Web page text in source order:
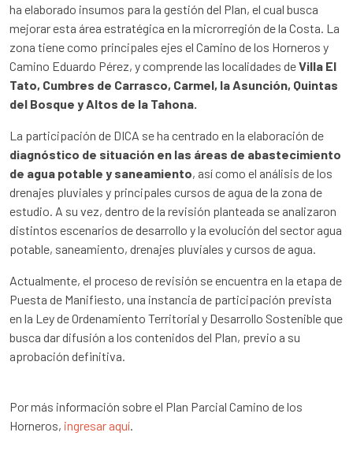
ha elaborado insumos para la gestión del Plan, el cual busca
mejorar esta área estratégica en la microrregión de la Costa. La
zona tiene como principales ejes el Camino de los Horneros y
Camino Eduardo Pérez, y comprende las localidades deVilla El
Tato, Cumbres de Carrasco, Carmel, la Asunción, Quintas
del Bosque y Altos de la Tahona.
La participación de DICA se ha centrado en la elaboración de
diagnóstico de situación en las áreas de abastecimiento
de agua potable y saneamiento, así como el análisis de los
drenajes pluviales y principales cursos de agua de la zona de
estudio. A su vez, dentro de la revisión planteada se analizaron
distintos escenarios de desarrollo y la evolución del sector agua
potable, saneamiento, drenajes pluviales y cursos de agua.
Actualmente, el proceso de revisión se encuentra en la etapa de
Puesta de Manifiesto, una instancia de participación prevista
en la Ley de Ordenamiento Territorial y Desarrollo Sostenible que
busca dar difusión a los contenidos del Plan, previo a su
aprobación definitiva.
Por más información sobre el Plan Parcial Camino de los
Horneros, ingresar aquí.